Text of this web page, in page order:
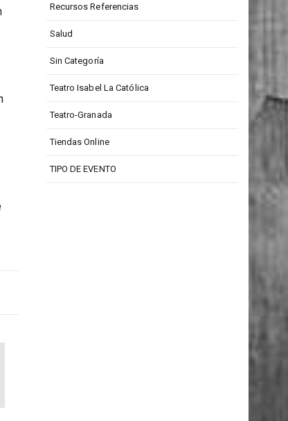
Parque De Las Ciencias
Recursos Referencias
Salud
Sin Categoría
Teatro Isabel La Católica
Teatro-Granada
Tiendas Online